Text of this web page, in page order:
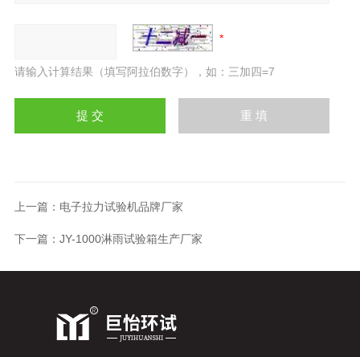
请输入计算结果（填写阿拉伯数字），如：三加四=7
上一篇： 电子拉力试验机品牌厂家
下一篇： JY-1000淋雨试验箱生产厂家